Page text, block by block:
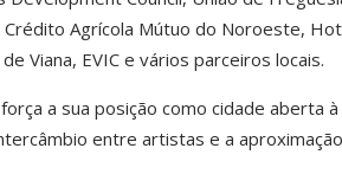
Agrícola Mútuo do Noroeste,
Viana, EVIC e vários parceiros locais.
a sua posição como cidade aberta
entre artistas e a